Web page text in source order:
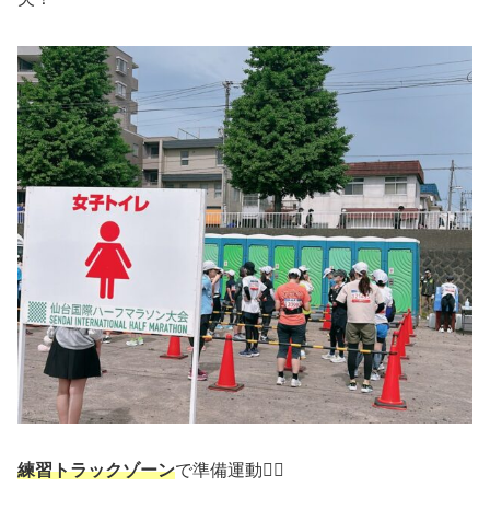
練習トラックゾーンで準備運動🏃‍♀️